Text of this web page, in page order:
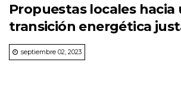
Propuestas locales hacia
transición energética
septiembre 02, 2023